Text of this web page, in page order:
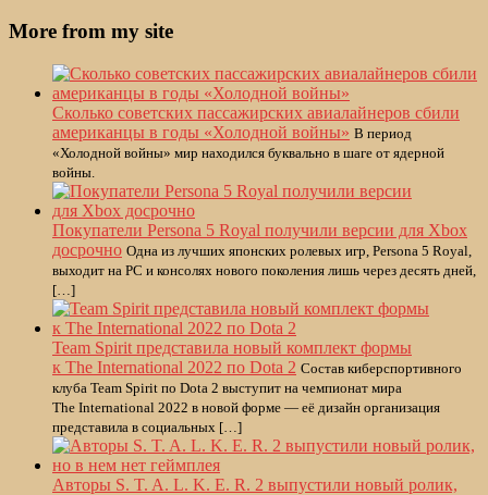
More from my site
Сколько советских пассажирских авиалайнеров сбили
американцы в годы «Холодной войны» В период
«Холодной войны» мир находился буквально в шаге от ядерной
войны.
Покупатели Persona 5 Royal получили версии для Xbox
досрочно Одна из лучших японских ролевых игр, Persona 5 Royal,
выходит на РС и консолях нового поколения лишь через десять дней,
[…]
Team Spirit представила новый комплект формы
к The International 2022 по Dota 2 Состав киберспортивного
клуба Team Spirit по Dota 2 выступит на чемпионат мира
The International 2022 в новой форме — её дизайн организация
представила в социальных […]
Авторы S. T. A. L. K. E. R. 2 выпустили новый ролик,